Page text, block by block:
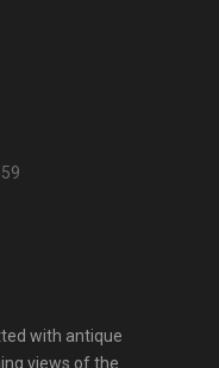
with antique
views of the